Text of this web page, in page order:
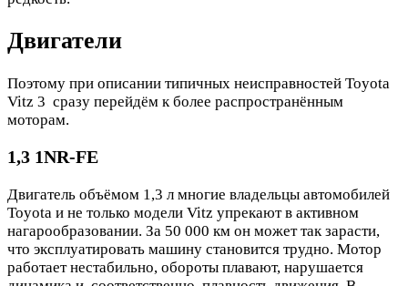
Двигатели
Поэтому при описании типичных неисправностей Toyota
Vitz 3 сразу перейдём к более распространённым
моторам.
1,3 1NR-FE
Двигатель объёмом 1,3 л многие владельцы автомобилей
Toyota и не только модели Vitz упрекают в активном
нагарообразовании. За 50 000 км он может так зарасти,
что эксплуатировать машину становится трудно. Мотор
работает нестабильно, обороты плавают, нарушается